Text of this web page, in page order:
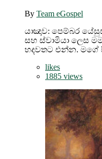
By Team eGospel
යාඤාව: පෙම්බර
සහ ස්වාමියා ලෙස
හදවතට එන්න. මගේ
likes
1885 views